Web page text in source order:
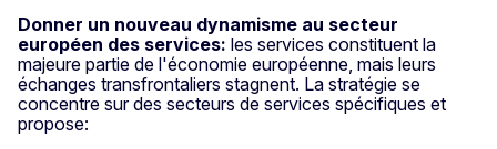
Donner un nouveau dynamisme au secteur
européen des services: les services constituent la
majeure partie de l'économie européenne, mais leurs
échanges transfrontaliers stagnent. La stratégie se
concentre sur des secteurs de services spécifiques et
propose: